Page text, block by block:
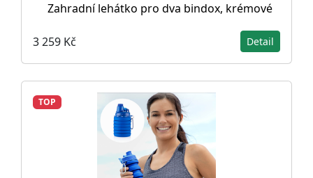
Zahradní lehátko pro dva bindox, krémové
3 259 Kč Detail
TOP